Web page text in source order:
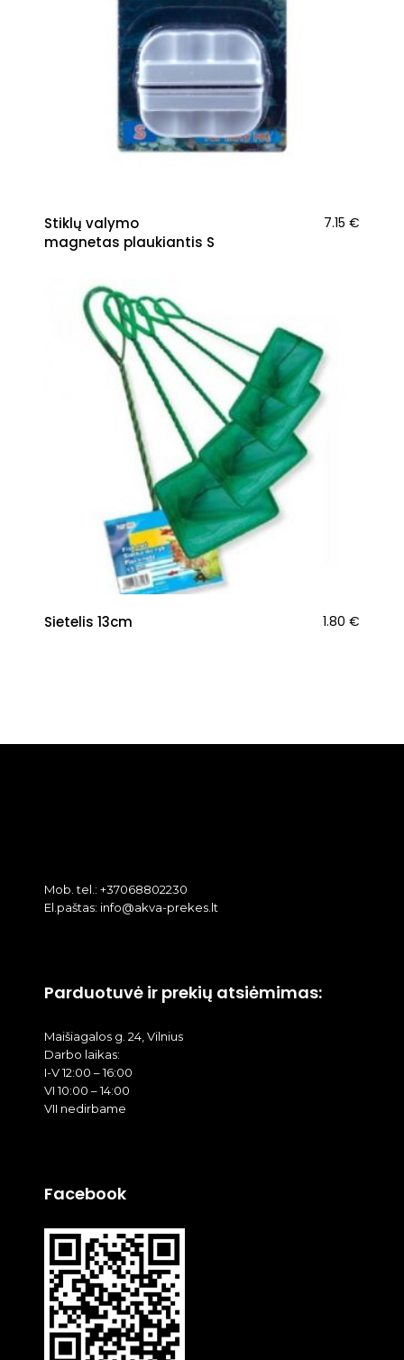
Stiklų valymo
magnetas plaukiantis S
7.15 €
Sietelis 13cm 1.80 €
Mob. tel.: +37068802230
El.paštas: info@akva-prekes.lt
Parduotuvė ir prekių atsiėmimas:
Maišiagalos g. 24, Vilnius
Darbo laikas:
I-V 12:00 – 16:00
VI 10:00 – 14:00
VII nedirbame
Facebook